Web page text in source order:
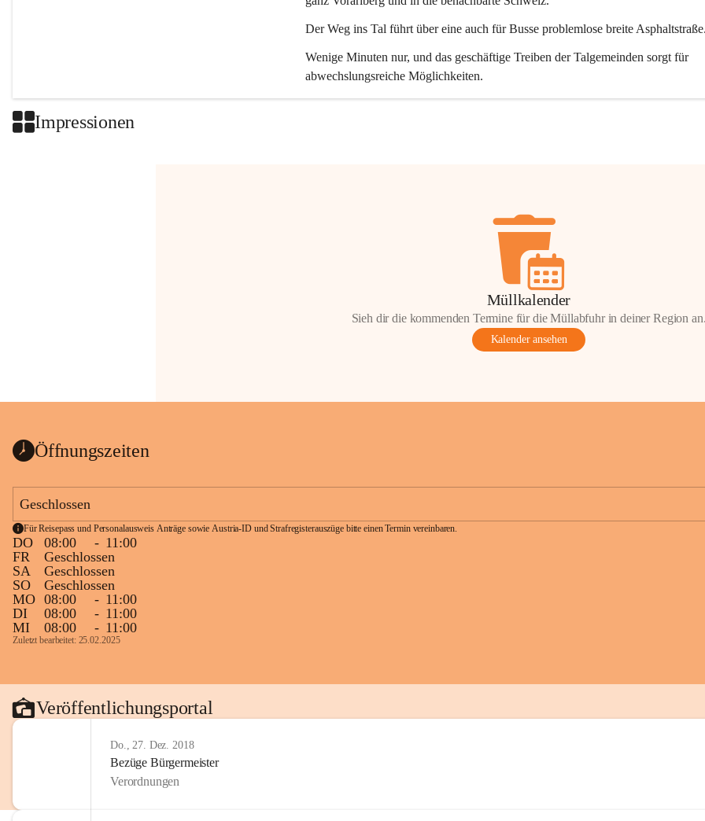
Der Weg ins Tal führt über eine auch für Busse problemlose breite
Wenige Minuten nur, und das geschäftige Treiben der Talgemeinden sorgt für
abwechslungsreiche Möglichkeiten.
Impressionen
Müllkalender
Sieh dir die kommenden Termine für die Müllabfuhr in deiner Region
Kalender ansehen
Öffnungszeiten
Geschlossen
Für Reisepass und Personalausweis Anträge sowie Austria-ID und Strafregisterauszüge bitte einen Termin vereinbaren.
DO 08:00 - 11:00
FR
Geschlossen
SA
Geschlossen
SO
Geschlossen
MO 08:00 - 11:00
DI
08:00 - 11:00
MI
08:00 - 11:00
Zuletzt bearbeitet: 25.02.2025
Veröffentlichungsportal
Do., 27. Dez. 2018
Bezüge Bürgermeister
Verordnungen